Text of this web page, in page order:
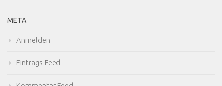
META
Anmelden
Eintrags-Feed